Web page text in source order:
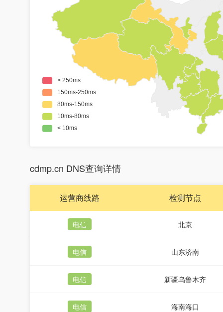
cdmp.cn DNS查询详情
运营商线路 检测节点
电信 北京
电信 山东济南
电信 新疆乌鲁木齐
电信 海南海口